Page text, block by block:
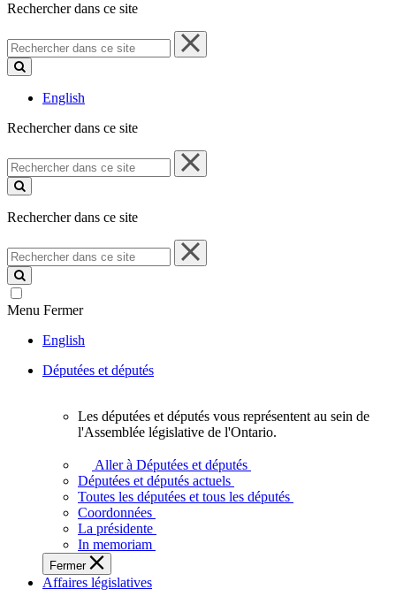
Rechercher dans ce site
Rechercher
dans
ce
English
Rechercher dans ce site
Rechercher
dans
ce
Rechercher dans ce site
Rechercher
dans
ce
site
Menu Fermer
English
Députées et députés
députés
vous
représentent
sein
de
l'Assemblée
législative
Les députées et députés vous représentent au sein de
l'Assemblée législative de l'Ontario.
Aller à Députées et députés
Députées et députés actuels
Toutes les députées et tous les députés
Coordonnées
La présidente
In memoriam
Fermer
Affaires législatives